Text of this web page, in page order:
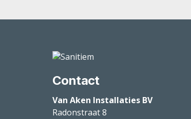
Contact
Van Aken Installaties BV
Radonstraat 8